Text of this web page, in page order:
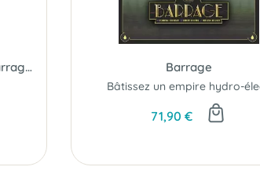
Wu Fang et Dr Octavius (Ext. Barrage) Barrage
71,90 €